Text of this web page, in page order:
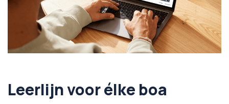
Leerlijn voor élke boa